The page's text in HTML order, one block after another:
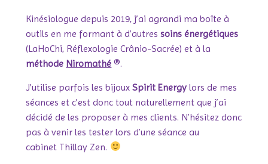
Kinésiologue depuis 2019, j’ai agrandi ma boîte à
outils en me formant à d’autressoins énergétiques
(LaHoChi, Réflexologie Crânio-Sacrée) et à la
méthode Niromathé ®.
J’utilise parfois les bijouxSpirit Energy lors de mes
séances et c’est donc tout naturellement que j’ai
décidé de les proposer à mes clients. N’hésitez donc
pas à venir les tester lors d’une séance au
cabinet Thillay Zen.